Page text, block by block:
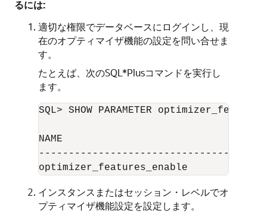
るには:
適切な権限でデータベースにログインし、現
在のオプティマイザ機能の設定を問い合せま
す。
たとえば、次のSQL*Plusコマンドを実行し
ます。
SQL> SHOW PARAMETER
NAME
------------------------------------
インスタンスまたはセッション・レベルでオ
プティマイザ機能設定を設定します。